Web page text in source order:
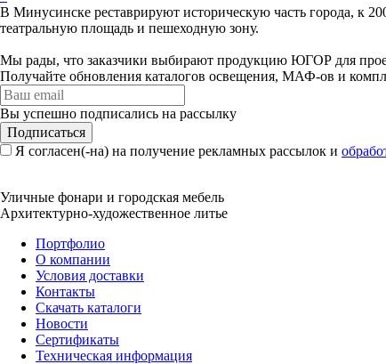
В Минусинске реставрируют историческую часть города, к
театральную площадь и пешеходную зону.
Мы рады, что заказчики выбирают продукцию ЮГОР для
Получайте обновления каталогов освещения, МАФ-ов и
Вы успешно подписались на рассылку
Подписаться
Я согласен(-на) на получение рекламных рассылок и
Уличные фонари и городская мебель
Архитектурно-художественное литье
Портфолио
О компании
Условия доставки
Контакты
Скачать каталоги
Новости
Сертификаты
Техническая информация